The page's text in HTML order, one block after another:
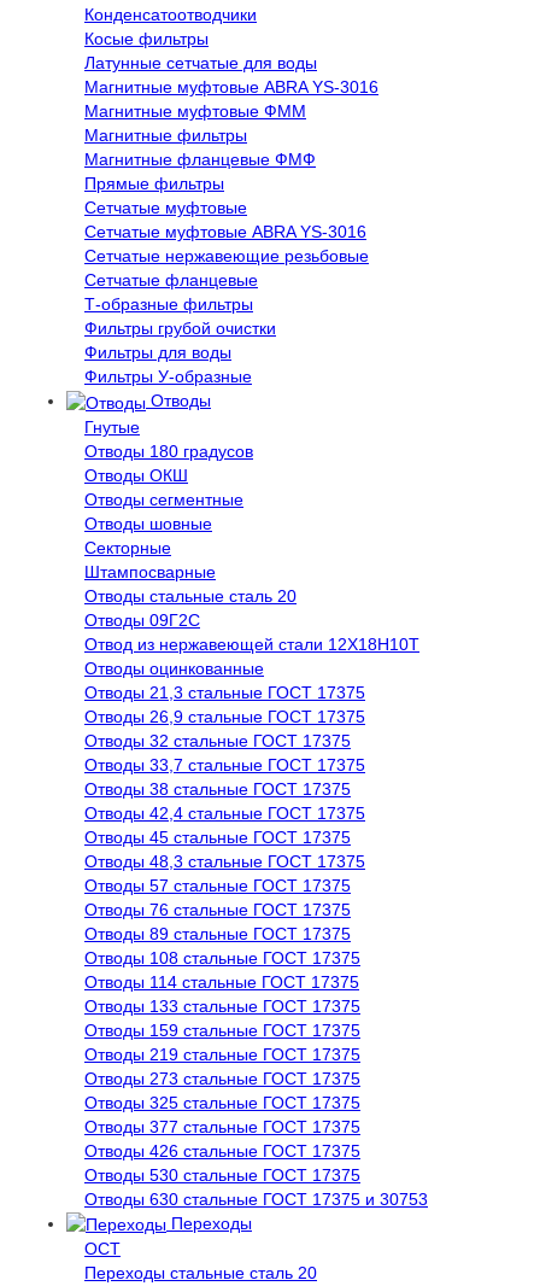
Конденсатоотводчики
Косые фильтры
Латунные сетчатые для воды
Магнитные муфтовые ABRA YS-3016
Магнитные муфтовые ФММ
Магнитные фильтры
Магнитные фланцевые ФМФ
Прямые фильтры
Сетчатые муфтовые
Сетчатые муфтовые ABRA YS-3016
Сетчатые нержавеющие резьбовые
Сетчатые фланцевые
Т-образные фильтры
Фильтры грубой очистки
Фильтры для воды
Фильтры У-образные
Отводы
Гнутые
Отводы 180 градусов
Отводы ОКШ
Отводы сегментные
Отводы шовные
Секторные
Штампосварные
Отводы стальные сталь 20
Отводы 09Г2С
Отвод из нержавеющей стали 12Х18Н10Т
Отводы оцинкованные
Отводы 21,3 стальные ГОСТ 17375
Отводы 26,9 стальные ГОСТ 17375
Отводы 32 стальные ГОСТ 17375
Отводы 33,7 стальные ГОСТ 17375
Отводы 38 стальные ГОСТ 17375
Отводы 42,4 стальные ГОСТ 17375
Отводы 45 стальные ГОСТ 17375
Отводы 48,3 стальные ГОСТ 17375
Отводы 57 стальные ГОСТ 17375
Отводы 76 стальные ГОСТ 17375
Отводы 89 стальные ГОСТ 17375
Отводы 108 стальные ГОСТ 17375
Отводы 114 стальные ГОСТ 17375
Отводы 133 стальные ГОСТ 17375
Отводы 159 стальные ГОСТ 17375
Отводы 219 стальные ГОСТ 17375
Отводы 273 стальные ГОСТ 17375
Отводы 325 стальные ГОСТ 17375
Отводы 377 стальные ГОСТ 17375
Отводы 426 стальные ГОСТ 17375
Отводы 530 стальные ГОСТ 17375
Отводы 630 стальные ГОСТ 17375 и 30753
Переходы
ОСТ
Переходы стальные сталь 20